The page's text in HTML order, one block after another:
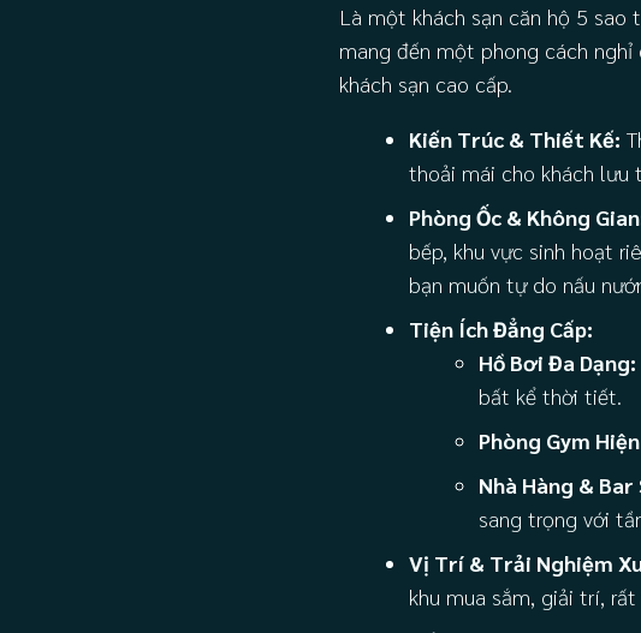
Là một khách sạn căn hộ 5 sao
mang đến một phong cách
khách sạn cao cấp.
Kiến Trúc & Thiết Kế:
thoải mái cho khách lưu
Phòng Ốc & Không
bếp, khu vực sinh hoạt
bạn muốn tự do nấu
Tiện Ích Đẳng Cấp:
Hồ Bơi Đa Dạng:
bất kể thời tiết.
Phòng Gym
Nhà Hàng &
sang trọng với
Vị Trí & Trải Nghiệm
khu mua sắm, giải trí,